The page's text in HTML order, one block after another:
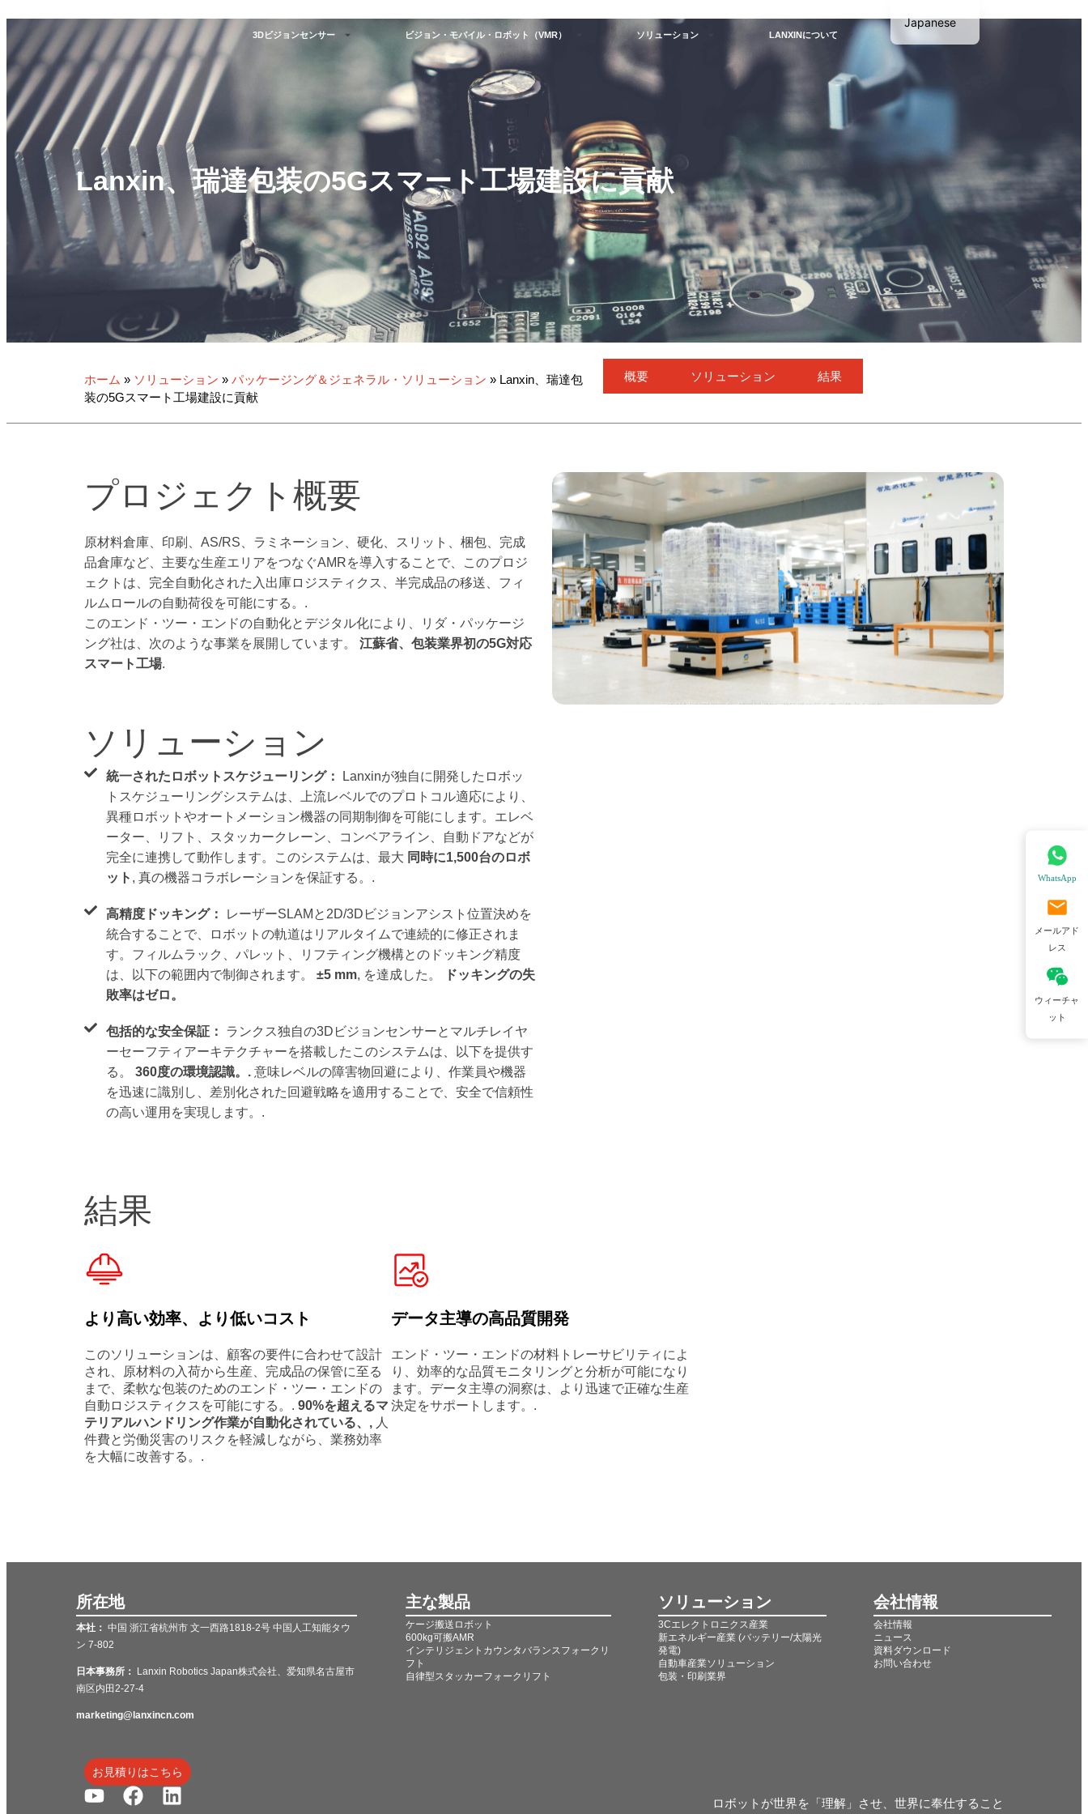
3Dビジョンセンサー ビジョン・モバイル・ロボット（VMR） ソリューション LANXINについて
Lanxin、瑞達包装の5Gスマート工場建設に貢献
ホーム » ソリューション »パッケージング＆ジェネラル・ソリューション » Lanxin、瑞達包
装の5Gスマート工場建設に貢献
概要 ソリューション 結果
プロジェクト概要
原材料倉庫、印刷、AS/RS、ラミネーション、硬化、スリット、梱包、完成
品倉庫など、主要な生産エリアをつなぐAMRを導入することで、このプロジ
ェクトは、完全自動化された入出庫ロジスティクス、半完成品の移送、フィ
ルムロールの自動荷役を可能にする。.
このエンド・ツー・エンドの自動化とデジタル化により、リダ・パッケージ
ング社は、次のような事業を展開しています。江蘇省、包装業界初の5G対応
スマート工場.
ソリューション
統一されたロボットスケジューリング：
Lanxinが独自に開発したロボッ
トスケジューリングシステムは、上流レベルでのプロトコル適応により、
異種ロボットやオートメーション機器の同期制御を可能にします。エレベ
ーター、リフト、スタッカークレーン、コンベアライン、自動ドアなどが
完全に連携して動作します。このシステムは、最大 同時に1,500台のロボ
ット , 真の機器コラボレーションを保証する。.
高精度ドッキング：
レーザーSLAMと2D/3Dビジョンアシスト位置決めを
統合することで、ロボットの軌道はリアルタイムで連続的に修正されま
す。フィルムラック、パレット、リフティング機構とのドッキング精度
は、以下の範囲内で制御されます。
±5 mm, を達成した。
ドッキングの失
敗率はゼロ。
包括的な安全保証： ランクス独自の3Dビジョンセンサーとマルチレイヤ
ーセーフティアーキテクチャーを搭載したこのシステムは、以下を提供す
る。360度の環境認識。. 意味レベルの障害物回避により、作業員や機器
を迅速に識別し、差別化された回避戦略を適用することで、安全で信頼性
の高い運用を実現します。.
結果
より高い効率、より低いコスト
このソリューションは、顧客の要件に合わせて設計
され、原材料の入荷から生産、完成品の保管に至る
まで、柔軟な包装のためのエンド・ツー・エンドの
自動ロジスティクスを可能にする。. 90%を超えるマ
テリアルハンドリング作業が自動化されている、, 人
件費と労働災害のリスクを軽減しながら、業務効率
を大幅に改善する。.
データ主導の高品質開発
エンド・ツー・エンドの材料トレーサビリティによ
り、効率的な品質モニタリングと分析が可能になり
ます。データ主導の洞察は、より迅速で正確な生産
決定をサポートします。.
所在地
本社： 中国 浙江省杭州市 文一西路1818-2号 中国人工知能タウ
ン 7-802
日本事務所：
Lanxin Robotics Japan株式会社、爱知県名古屋市
南区内田2-27-4
marketing@lanxincn.com
主な製品
ケージ搬送ロボット
600kg可搬AMR
インテリジェントカウンタバランスフォークリ
フト
自律型スタッカーフォークリフト
ソリューション
3Cエレクトロニクス産業
新エネルギー産業 (バッテリー/太陽光
発電)
自動車産業ソリューション
包装・印刷業界
会社情報
会社情報
ニュース
資料ダウンロード
お問い合わせ
お見積りはこちら
ロボットが世界を「理解」させ、世界に奉仕すること
WhatsApp
メールアド
レス
ウィーチャ
ット
Japanese
English
Korean
German
Thai